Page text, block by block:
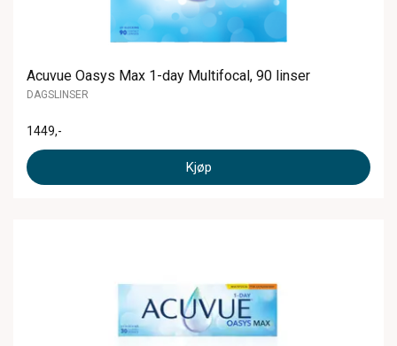
Acuvue Oasys Max 1-day Multifocal, 90 linser
DAGSLINSER
1449,-
Kjøp